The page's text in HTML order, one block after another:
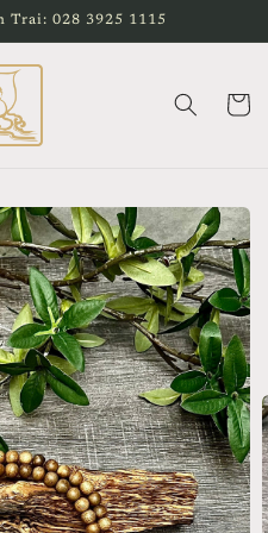
Trai: 028 3925 1115
Giỏ
hàng